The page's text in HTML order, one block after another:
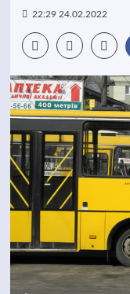
22:29 24.02.2022